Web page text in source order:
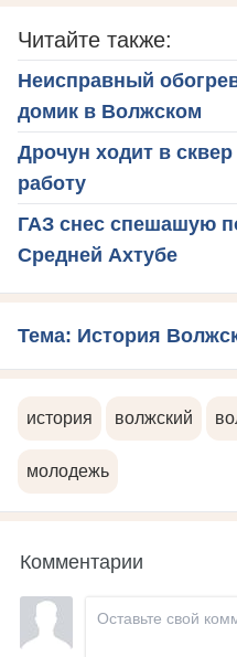
Читайте также:
Неисправный
домик в Волжском
Дрочун ходит в
работу
ГАЗ снес спешашую
Средней Ахтубе
Тема: История
история волжский
молодежь
Комментарии